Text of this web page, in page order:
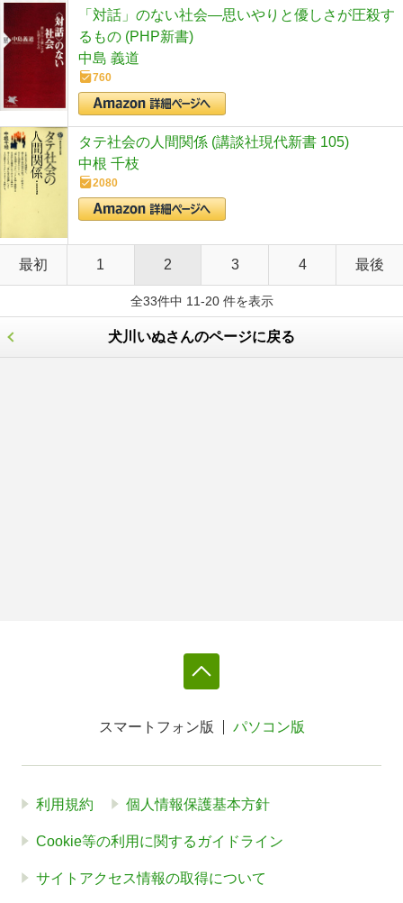
「対話」のない社会―思いやりと優しさが圧殺す
るもの (PHP新書)
中島 義道
760
タテ社会の人間関係 (講談社現代新書 105)
中根 千枝
2080
最初 1 2 3 4 最後
全33件中 11-20 件を表示
犬川いぬさんのページに戻る
スマートフォン版 パソコン版
利用規約 個人情報保護基本方針
Cookie等の利用に関するガイドライン
サイトアクセス情報の取得について